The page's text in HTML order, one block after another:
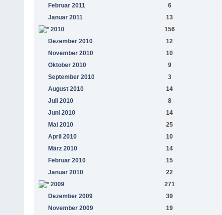
Februar 2011
6
Januar 2011
13
2010
156
Dezember 2010
12
November 2010
10
Oktober 2010
9
September 2010
3
August 2010
14
Juli 2010
8
Juni 2010
14
Mai 2010
25
April 2010
10
März 2010
14
Februar 2010
15
Januar 2010
22
2009
271
Dezember 2009
39
November 2009
19